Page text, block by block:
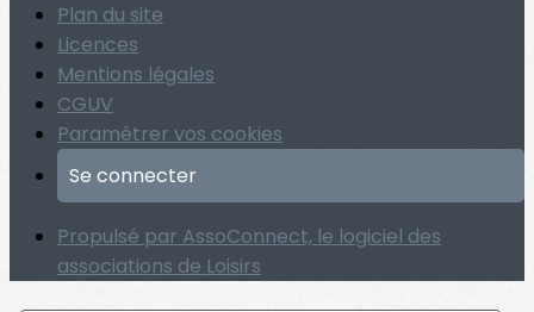
Plan du site
Licences
Mentions légales
CGUV
Paramétrer vos cookies
Se connecter
Propulsé par AssoConnect, le logiciel des
associations de Loisirs